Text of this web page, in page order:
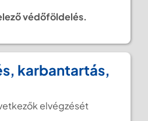
védőföldelés.
karbantartás,
elvégzését